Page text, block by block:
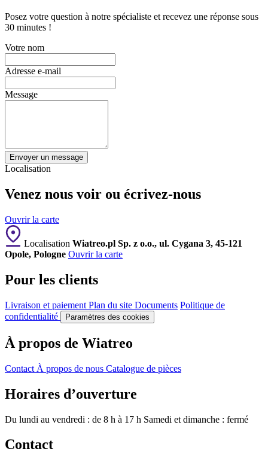
Posez votre question à notre spécialiste et recevez une réponse sous
30 minutes !
Votre nom
Adresse e-mail
Message
Envoyer un message
Localisation
Venez nous voir ou écrivez-nous
Ouvrir la carte
Localisation Wiatreo.pl Sp. z o.o., ul. Cygana 3, 45-121
Opole, Pologne Ouvrir la carte
Pour les clients
Livraison et paiement Plan du site Documents Politique de
confidentialité
Paramètres des cookies
À propos de Wiatreo
Contact À propos de nous Catalogue de pièces
Horaires d’ouverture
Du lundi au vendredi : de 8 h à 17 h Samedi et dimanche : fermé
Contact